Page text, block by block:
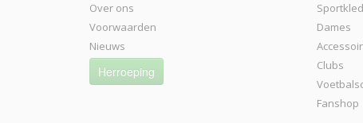
Over ons
Voorwaarden
Nieuws
Herroeping
Dames
Clubs
Fanshop